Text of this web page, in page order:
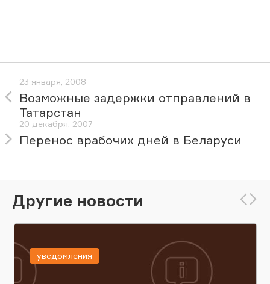
23 января, 2008
Возможные задержки отправлений в
Татарстан
20 декабря, 2007
Перенос врабочих дней в Беларуси
Другие новости
уведомления